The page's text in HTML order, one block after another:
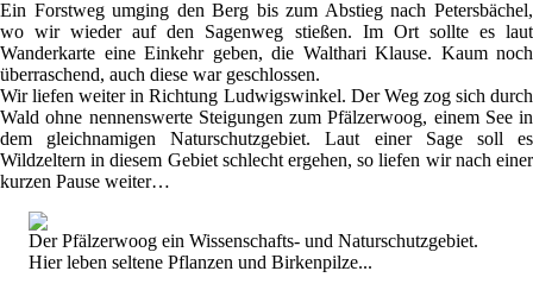
Ein Forstweg umging den Berg bis zum Abstieg nach Petersbächel,
wo wir wieder auf den Sagenweg stießen. Im Ort sollte es laut
Wanderkarte eine Einkehr geben, die Walthari Klause. Kaum noch
überraschend, auch diese war geschlossen.
Wir liefen weiter in Richtung Ludwigswinkel. Der Weg zog sich durch
Wald ohne nennenswerte Steigungen zum Pfälzerwoog, einem See in
dem gleichnamigen Naturschutzgebiet. Laut einer Sage soll es
Wildzeltern in diesem Gebiet schlecht ergehen, so liefen wir nach einer
kurzen Pause weiter…
Der Pfälzerwoog ein Wissenschafts- und Naturschutzgebiet.
Hier leben seltene Pflanzen und Birkenpilze...